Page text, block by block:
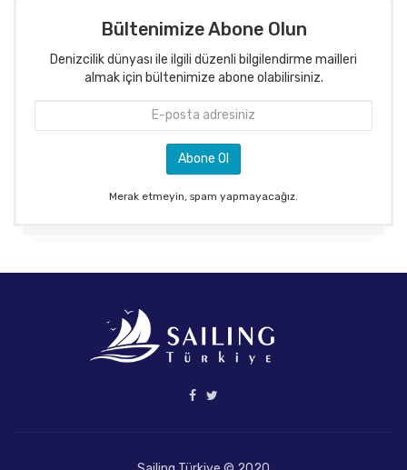
Bültenimize Abone Olun
Denizcilik dünyası ile ilgili düzenli bilgilendirme mailleri
almak için bültenimize abone olabilirsiniz.
Merak etmeyin, spam yapmayacağız.